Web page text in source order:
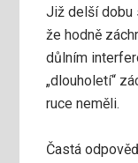
Již delší dobu
že hodně
důlním
„dlouholetí“
ruce neměli.
Častá odpověď